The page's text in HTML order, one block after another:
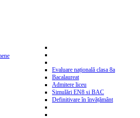
Evaluare națională clasa 8a
Bacalaureat
Admitere liceu
Simulări EN8 si BAC
Definitivare în învățământ